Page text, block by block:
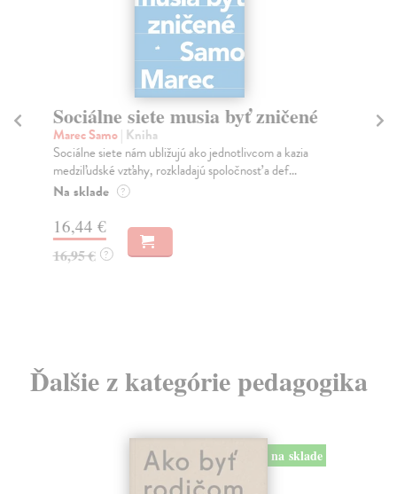
Sociálne siete musia byť zničené
Marec Samo| Kniha
Sociálne siete nám ubližujú ako jednotlivcom a kazia
medziľudské vzťahy, rozkladajú spoločnosť a def...
Na sklade ?
16,44 €
16,95 € ?
Ďalšie z kategórie pedagogika
na sklade